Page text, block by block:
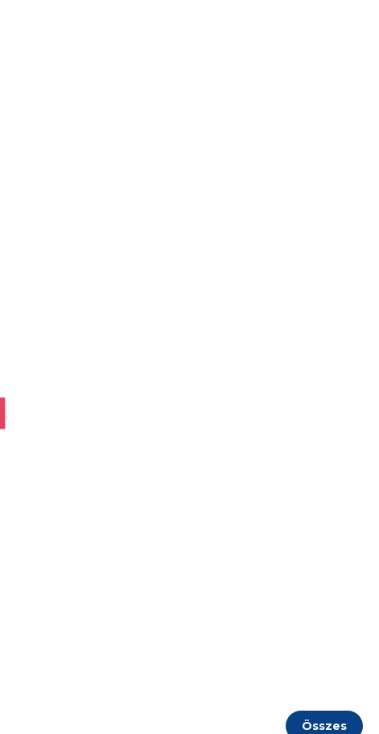
Összes